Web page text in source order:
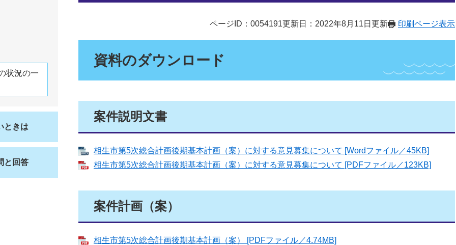
ページID：0054191更新日：2022年8月11日更新 印刷ページ表示
資料のダウンロード
案件説明文書
相生市第5次総合計画後期基本計画（案）に対する意見募集について [Wordファイル／45KB]
相生市第5次総合計画後期基本計画（案）に対する意見募集について [PDFファイル／123KB]
案件計画（案）
相生市第5次総合計画後期基本計画（案） [PDFファイル／4.74MB]
状況の一
ときは
と回答